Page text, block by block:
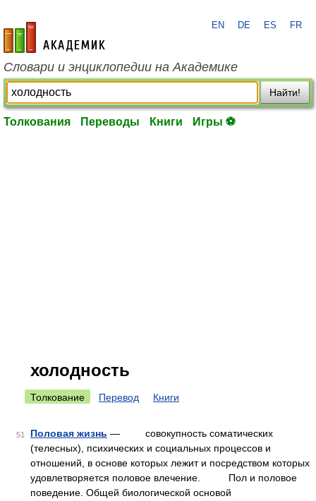
academic.ru
EN DE ES FR
Словари и энциклопедии на Академике
Найти!
Толкования Переводы Книги Игры ⚽
холодность
Толкование Перевод Книги
51 Половая жизнь — совокупность соматических
(телесных), психических и социальных процессов и
отношений, в основе которых лежит и посредством которых
удовлетворяется половое влечение. Пол и половое
поведение. Общей биологической основой